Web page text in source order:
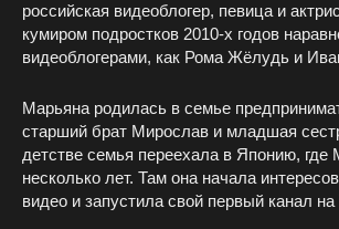
российская видеоблогер, певица и
кумиром подростков 2010-х годов
видеоблогерами, как Рома Жёлудь и
Марьяна родилась в семье
старший брат Мирослав и младшая
детстве семья переехала в Японию, где
несколько лет. Там она начала
видео и запустила свой первый канал на